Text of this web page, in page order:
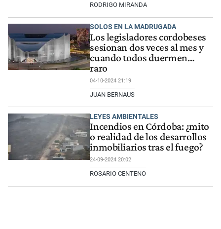
RODRIGO MIRANDA
SOLOS EN LA MADRUGADA
Los legisladores cordobeses
sesionan dos veces al mes y
cuando todos duermen…
raro
04-10-2024 21:19
JUAN BERNAUS
LEYES AMBIENTALES
Incendios en Córdoba: ¿mito
o realidad de los desarrollos
inmobiliarios tras el fuego?
24-09-2024 20:02
ROSARIO CENTENO